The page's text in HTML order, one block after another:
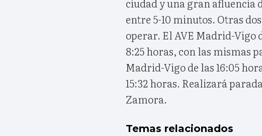
entre 5-10 minutos. Otras
operar. El AVE Madrid-Vigo
8:25 horas, con las mismas
Madrid-Vigo de las 16:05
15:32 horas. Realizará
Zamora.
Temas relacionados